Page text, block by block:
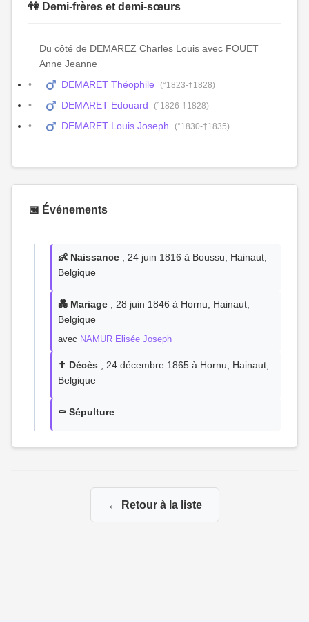
👫 Demi-frères et demi-sœurs
Du côté de DEMAREZ Charles Louis avec FOUET
Anne Jeanne
DEMARET Théophile
(°1823-†1828)
DEMARET Edouard (°1826-†1828)
DEMARET Louis Joseph (°1830-†1835)
📅 Événements
👶 Naissance , 24 juin 1816 à Boussu, Hainaut,
Belgique
💑 Mariage , 28 juin 1846 à Hornu, Hainaut,
Belgique
avec NAMUR Elisée Joseph
✝️ Décès , 24 décembre 1865 à Hornu, Hainaut,
Belgique
⚰️ Sépulture
← Retour à la liste